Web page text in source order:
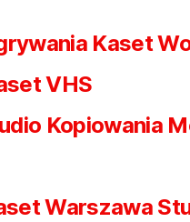
Kaset
VHS
Kopiowania
Warszawa